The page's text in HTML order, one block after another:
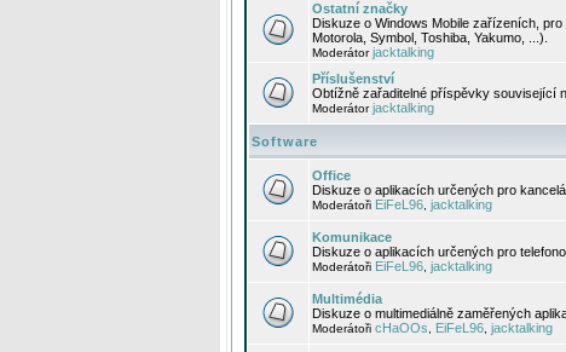
Ostatní značky
Diskuze o Windows Mobile zařízeních,
Motorola, Symbol, Toshiba, Yakumo, ...).
Moderátorjacktalking
Příslušenství
Obtížně zařaditelné příspěvky související
Moderátorjacktalking
Software
Office
Diskuze o aplikacích určených pro
Moderátoři EiFeL96 jacktalking
Komunikace
Diskuze o aplikacích určených pro
Moderátoři EiFeL96 jacktalking
Multimédia
Diskuze o multimediálně zaměřených
Moderátoři cHaOOs EiFeL96 jacktalking